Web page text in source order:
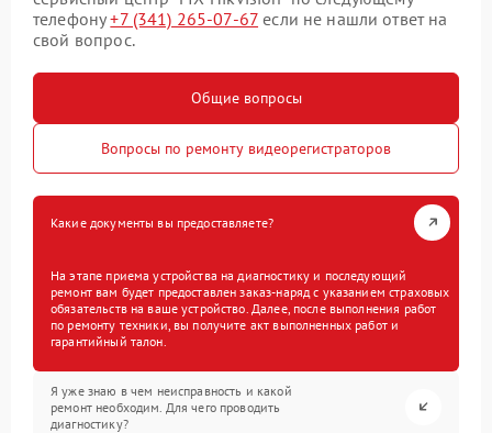
телефону+7 (341) 265-07-67 если не нашли ответ на
свой вопрос.
Общие вопросы
Вопросы по ремонту видеорегистраторов
Какие документы вы предоставляете?
На этапе приема устройства на диагностику и последующий
ремонт вам будет предоставлен заказ-наряд с указанием страховых
обязательств на ваше устройство. Далее, после выполнения работ
по ремонту техники, вы получите акт выполненных работ и
гарантийный талон.
Я уже знаю в чем неисправность и какой
ремонт необходим. Для чего проводить
диагностику?